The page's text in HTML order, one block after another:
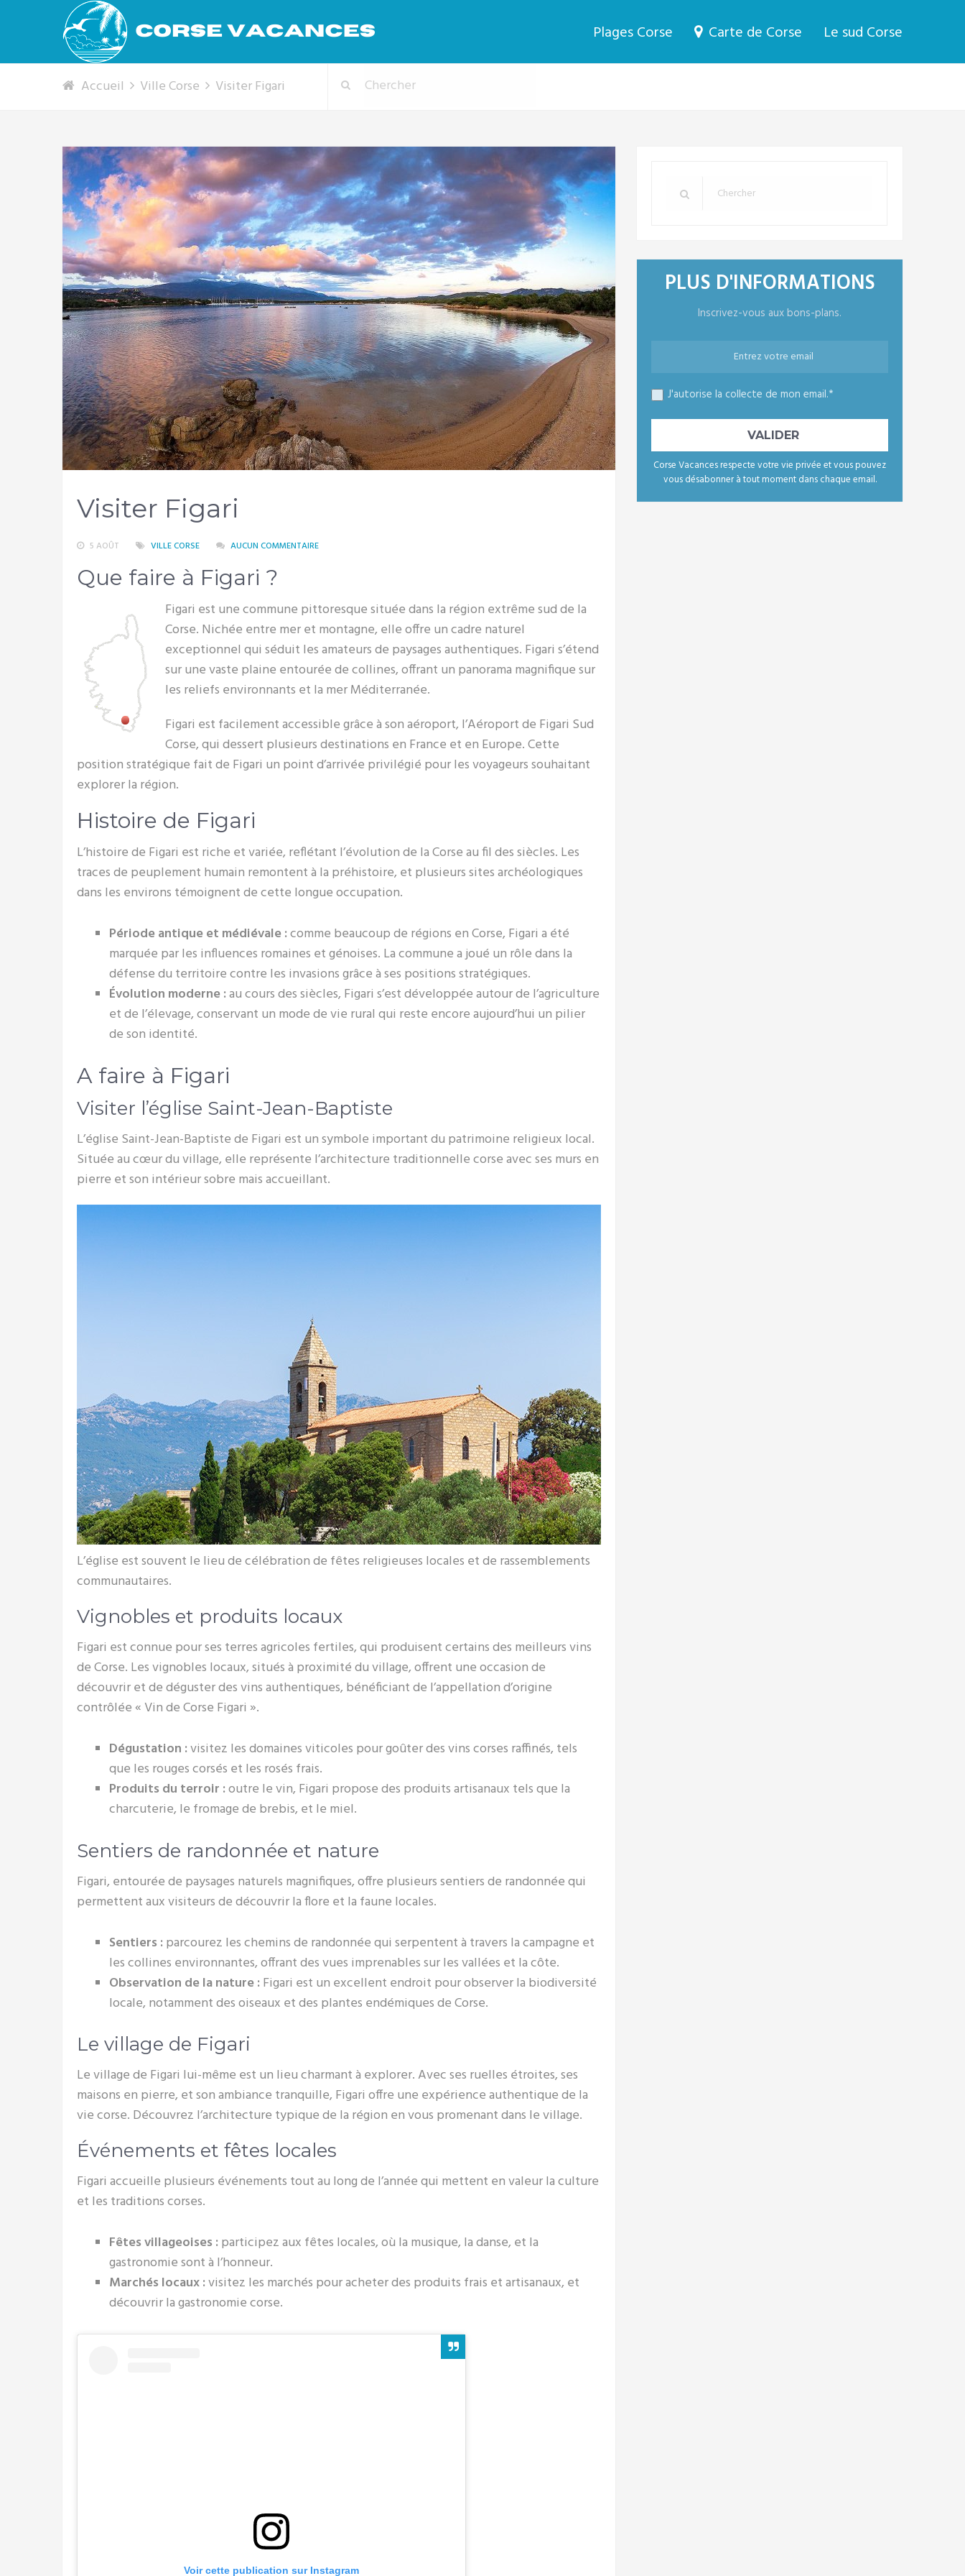
Plages Corse Carte de Corse Le sud Corse
Accueil Ville Corse Visiter Figari
Visiter Figari
5 AOÛT VILLE CORSE AUCUN COMMENTAIRE
Que faire à Figari ?
Figari est une commune pittoresque située dans la région extrême sud de la
Corse. Nichée entre mer et montagne, elle offre un cadre naturel
exceptionnel qui séduit les amateurs de paysages authentiques. Figari s’étend
sur une vaste plaine entourée de collines, offrant un panorama magnifique sur
les reliefs environnants et la mer Méditerranée.
Figari est facilement accessible grâce à son aéroport, l’Aéroport de Figari Sud
Corse, qui dessert plusieurs destinations en France et en Europe. Cette
position stratégique fait de Figari un point d’arrivée privilégié pour les voyageurs souhaitant
explorer la région.
Histoire de Figari
L’histoire de Figari est riche et variée, reflétant l’évolution de la Corse au fil des siècles. Les
traces de peuplement humain remontent à la préhistoire, et plusieurs sites archéologiques
dans les environs témoignent de cette longue occupation.
Période antique et médiévale :comme beaucoup de régions en Corse, Figari a été
marquée par les influences romaines et génoises. La commune a joué un rôle dans la
défense du territoire contre les invasions grâce à ses positions stratégiques.
Évolution moderne :au cours des siècles, Figari s’est développée autour de l’agriculture
et de l’élevage, conservant un mode de vie rural qui reste encore aujourd’hui un pilier
de son identité.
A faire à Figari
Visiter l’église Saint-Jean-Baptiste
L’église Saint-Jean-Baptiste de Figari est un symbole important du patrimoine religieux local.
Située au cœur du village, elle représente l’architecture traditionnelle corse avec ses murs en
pierre et son intérieur sobre mais accueillant.
L’église est souvent le lieu de célébration de fêtes religieuses locales et de rassemblements
communautaires.
Vignobles et produits locaux
Figari est connue pour ses terres agricoles fertiles, qui produisent certains des meilleurs vins
de Corse. Les vignobles locaux, situés à proximité du village, offrent une occasion de
découvrir et de déguster des vins authentiques, bénéficiant de l’appellation d’origine
contrôlée « Vin de Corse Figari ».
Dégustation :visitez les domaines viticoles pour goûter des vins corses raffinés, tels
que les rouges corsés et les rosés frais.
Produits du terroir :outre le vin, Figari propose des produits artisanaux tels que la
charcuterie, le fromage de brebis, et le miel.
Sentiers de randonnée et nature
Figari, entourée de paysages naturels magnifiques, offre plusieurs sentiers de randonnée qui
permettent aux visiteurs de découvrir la flore et la faune locales.
Sentiers :parcourez les chemins de randonnée qui serpentent à travers la campagne et
les collines environnantes, offrant des vues imprenables sur les vallées et la côte.
Observation de la nature :Figari est un excellent endroit pour observer la biodiversité
locale, notamment des oiseaux et des plantes endémiques de Corse.
Le village de Figari
Le village de Figari lui-même est un lieu charmant à explorer. Avec ses ruelles étroites, ses
maisons en pierre, et son ambiance tranquille, Figari offre une expérience authentique de la
vie corse. Découvrez l’architecture typique de la région en vous promenant dans le village.
Événements et fêtes locales
Figari accueille plusieurs événements tout au long de l’année qui mettent en valeur la culture
et les traditions corses.
Fêtes villageoises :participez aux fêtes locales, où la musique, la danse, et la
gastronomie sont à l’honneur.
Marchés locaux :visitez les marchés pour acheter des produits frais et artisanaux, et
découvrir la gastronomie corse.
Voir cette publication sur Instagram
PLUS D'INFORMATIONS
Inscrivez-vous aux bons-plans.
J'autorise la collecte de mon email.*
Corse Vacances respecte votre vie privée et vous pouvez
vous désabonner à tout moment dans chaque email.